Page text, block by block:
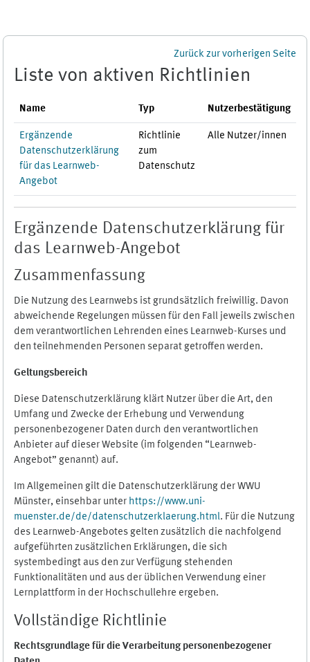
Zurück zur vorherigen Seite
Liste von aktiven Richtlinien
Name Typ Nutzerbestätigung
Ergänzende
Datenschutzerklärung
für das Learnweb-
Angebot
Richtlinie
zum
Datenschutz
Alle Nutzer/innen
Ergänzende Datenschutzerklärung für
das Learnweb-Angebot
Zusammenfassung
Die Nutzung des Learnwebs ist grundsätzlich freiwillig. Davon
abweichende Regelungen müssen für den Fall jeweils zwischen
dem verantwortlichen Lehrenden eines Learnweb-Kurses und
den teilnehmenden Personen separat getroffen werden.
Geltungsbereich
Diese Datenschutzerklärung klärt Nutzer über die Art, den
Umfang und Zwecke der Erhebung und Verwendung
personenbezogener Daten durch den verantwortlichen
Anbieter auf dieser Website (im folgenden “Learnweb-
Angebot” genannt) auf.
Im Allgemeinen gilt die Datenschutzerklärung der WWU
Münster, einsehbar unter https://www.uni-
muenster.de/de/datenschutzerklaerung.html. Für die Nutzung
des Learnweb-Angebotes gelten zusätzlich die nachfolgend
aufgeführten zusätzlichen Erklärungen, die sich
systembedingt aus den zur Verfügung stehenden
Funktionalitäten und aus der üblichen Verwendung einer
Lernplattform in der Hochschullehre ergeben.
Vollständige Richtlinie
Rechtsgrundlage für die Verarbeitung personenbezogener